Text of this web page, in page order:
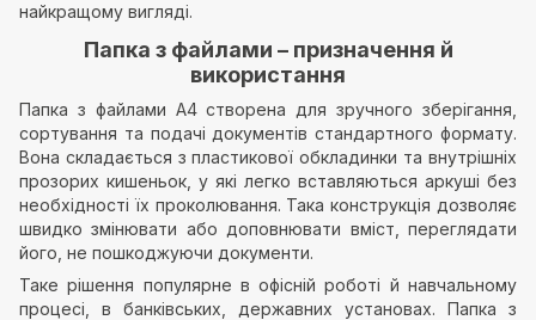
найкращому вигляді.
Папка з файлами – призначення й
використання
Папка з файлами А4 створена для зручного зберігання,
сортування та подачі документів стандартного формату.
Вона складається з пластикової обкладинки та внутрішніх
прозорих кишеньок, у які легко вставляються аркуші без
необхідності їх проколювання. Така конструкція дозволяє
швидко змінювати або доповнювати вміст, переглядати
його, не пошкоджуючи документи.
Таке рішення популярне в офісній роботі й навчальному
процесі, в банківських, державних установах. Папка з